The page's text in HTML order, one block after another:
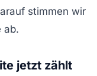
stimmen wir
ab.
jetzt zählt